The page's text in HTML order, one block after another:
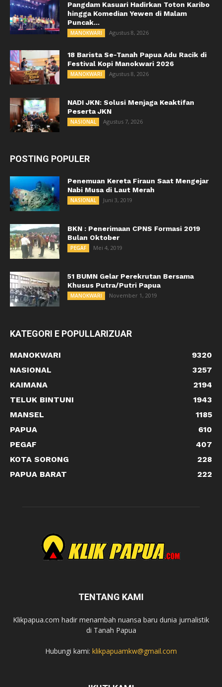
Pangdam Kasuari Hadirkan Toton Karibo
hingga Komedian Yewen di Malam
Puncak...
MANOKWARI Agustus 8, 2026
18 Barista Se-Tanah Papua Adu Racik di
Festival Kopi Manokwari 2026
MANOKWARI Agustus 8, 2026
NADI JKN: Solusi Menjaga Keaktifan
Peserta JKN
NASIONAL Agustus 7, 2026
POSTING POPULER
Penemuan Kereta Firaun Saat Mengejar
Nabi Musa di Laut Merah
NASIONAL Juni 3, 2019
BKN : Penerimaan CPNS Formasi 2019
Bulan Oktober
PEGAF Mei 4, 2019
51 BUMN Gelar Perekrutan Bersama
Khusus Putra/Putri Papua
MANOKWARI November 1, 2019
KATEGORI E POPULLARIZUAR
MANOKWARI
9320
NASIONAL
3257
KAIMANA
2194
TELUK BINTUNI
1943
MANSEL
1185
PAPUA
610
PEGAF
407
KOTA SORONG
228
PAPUA BARAT
222
TENTANG KAMI
Klikpapua.com hadir menambah nuansa baru dunia jurnalistik
di Tanah Papua
Hubungi kami: klikpapuamkw@gmail.com